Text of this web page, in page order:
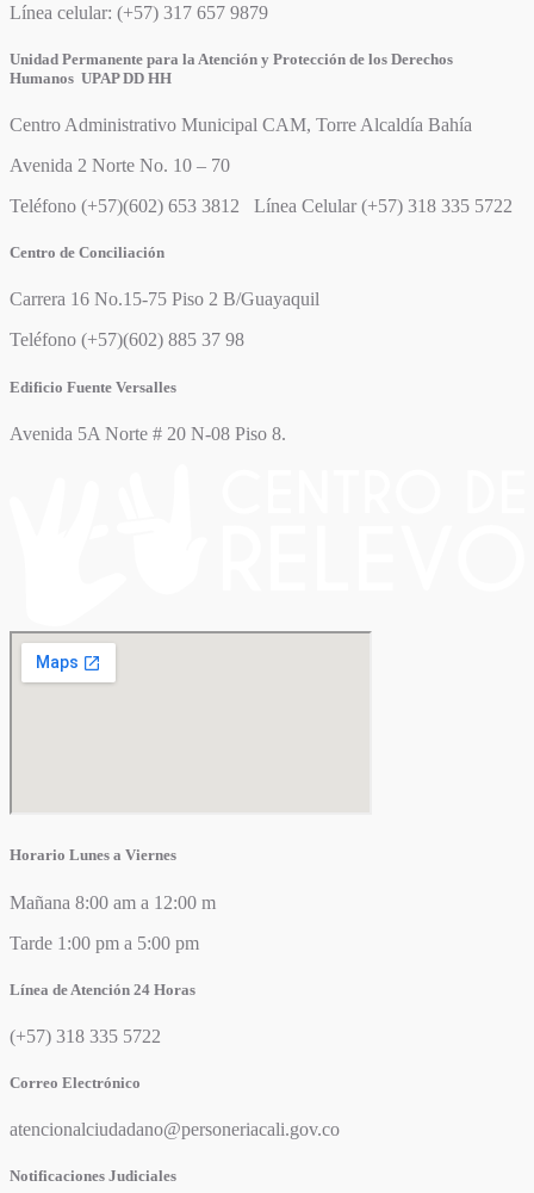
Línea celular: (+57) 317 657 9879
Unidad Permanente para la Atención y Protección de los Derechos
Humanos UPAP DD HH
Centro Administrativo Municipal CAM, Torre Alcaldía Bahía
Avenida 2 Norte No. 10 – 70
Teléfono (+57)(602) 653 3812 Línea Celular (+57) 318 335 5722
Centro de Conciliación
Carrera 16 No.15-75 Piso 2 B/Guayaquil
Teléfono (+57)(602) 885 37 98
Edificio Fuente Versalles
Avenida 5A Norte # 20 N-08 Piso 8.
Horario Lunes a Viernes
Mañana 8:00 am a 12:00 m
Tarde 1:00 pm a 5:00 pm
Línea de Atención 24 Horas
(+57) 318 335 5722
Correo Electrónico
atencionalciudadano@personeriacali.gov.co
Notificaciones Judiciales